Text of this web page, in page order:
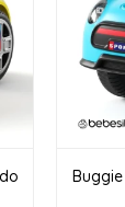
Buggie